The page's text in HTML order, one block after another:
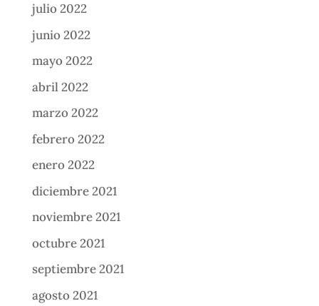
julio 2022
junio 2022
mayo 2022
abril 2022
marzo 2022
febrero 2022
enero 2022
diciembre 2021
noviembre 2021
octubre 2021
septiembre 2021
agosto 2021